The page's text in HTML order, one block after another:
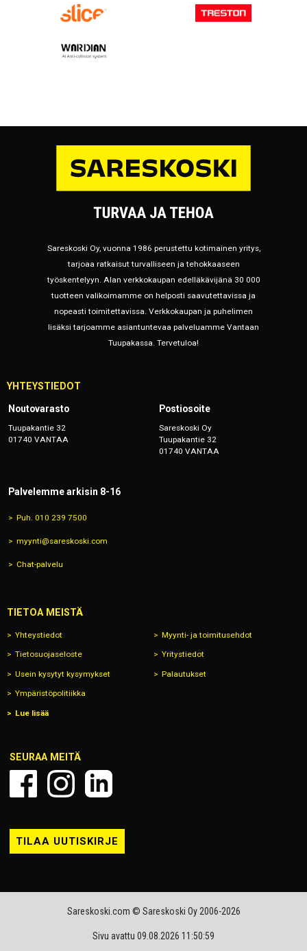
Sareskoski Oy, vuonna 1986 perustettu kotimainen yritys,
tarjoaa ratkaisut turvalliseen ja tehokkaaseen
työskentelyyn. Alan verkkokaupan edelläkävijänä 30 000
tuotteen valikoimamme on helposti saavutettavissa ja
nopeasti toimitettavissa. Verkkokaupan ja puhelimen
lisäksi tarjoamme asiantuntevaa palveluamme Vantaan
Tuupakassa. Tervetuloa!
YHTEYSTIEDOT
Noutovarasto
Tuupakantie 32
01740 VANTAA
Postiosoite
Sareskoski Oy
Tuupakantie 32
01740 VANTAA
Palvelemme arkisin 8-16
Puh. 010 239 7500
myynti@sareskoski.com
Chat-palvelu
TIETOA MEISTÄ
Yhteystiedot Myynti- ja toimitusehdot
Tietosuojaseloste Yritystiedot
Usein kysytyt kysymykset Palautukset
Ympäristöpolitiikka
Lue lisää
SEURAA MEITÄ
TILAA UUTISKIRJE
Sareskoski.com © Sareskoski Oy 2006-2026
Sivu avattu 09.08.2026 11:50:59